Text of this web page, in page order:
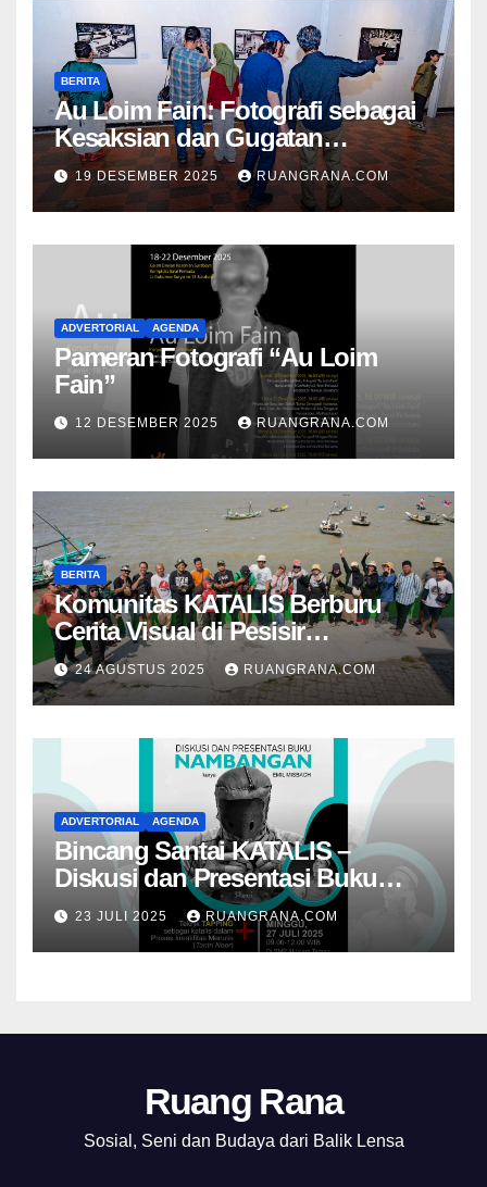
BERITA
Au Loim Fain: Fotografi sebagai
Kesaksian dan Gugatan
Kemanusiaan
19 DESEMBER 2025 RUANGRANA.COM
ADVERTORIAL AGENDA
Pameran Fotografi “Au Loim
Fain”
12 DESEMBER 2025 RUANGRANA.COM
BERITA
Komunitas KATALIS Berburu
Cerita Visual di Pesisir
Nambangan
24 AGUSTUS 2025 RUANGRANA.COM
ADVERTORIAL AGENDA
Bincang Santai KATALIS –
Diskusi dan Presentasi Buku
Foto Nambangan
23 JULI 2025 RUANGRANA.COM
Ruang Rana
Sosial, Seni dan Budaya dari Balik Lensa